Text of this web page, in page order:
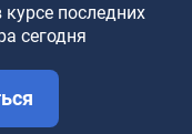
последних
сегодня